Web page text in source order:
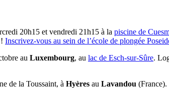
20h15 et vendredi 21h15 à la piscine de
Inscrivez-vous au sein de l’école de plongée
au Luxembourg, au lac de Esch-sur-Sûre.
de la Toussaint, à Hyères au Lavandou